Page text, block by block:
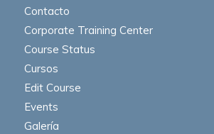
Contacto
Corporate Training Center
Course Status
Cursos
Edit Course
Events
Galería